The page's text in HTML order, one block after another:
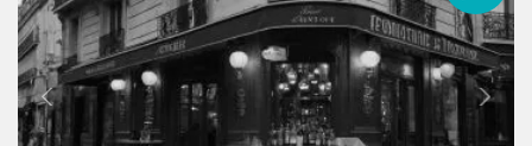
Précédent
Suivant